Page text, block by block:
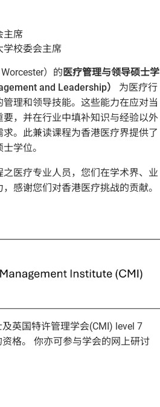
主席
学校委会主席
）的 医疗管理与领导硕士学
and Leadership）
为医疗行
理和领导技能。这些能力在应对当
，并在行业中填补知识与经验以外
。此兼读课程为香港医疗界提供了
学位。
医疗专业人员，您们在学术界、业
感谢您们对香港医疗挑战的贡献。
英国特许管理学会(CMI) level 7
格。 你亦可参与学会的网上研讨